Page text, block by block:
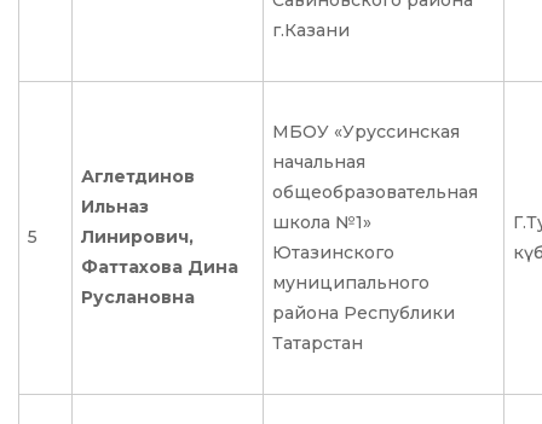
г.Казани
5
Аглетдинов
Ильназ
Линирович,
Фаттахова Дина
Руслановна
МБОУ «Уруссинская
начальная
общеобразовательная
школа №1»
Ютазинского
муниципального
района Республики
Татарстан